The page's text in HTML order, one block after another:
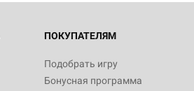
ПОКУПАТЕЛЯМ
Подобрать игру
Бонусная программа